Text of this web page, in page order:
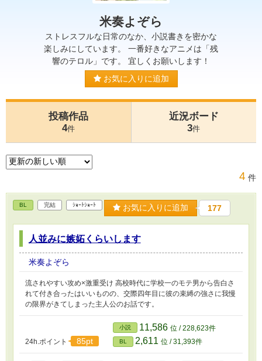
米奏よぞら
ストレスフルな日常のなか、小説書きを密かな
楽しみにしています。 一番好きなアニメは「残
響のテロル」です。 宜しくお願いします！
お気に入りに追加
投稿作品
4件
近況ボード
3件
4 件
BL 完結 ｼｮｰﾄｼｮｰﾄ お気に入りに追加 177
人並みに嫉妬くらいします
米奏よぞら
流されやすい攻め×激重受け 高校時代に学校一のモテ男から告白さ
れて付き合ったはいいものの、交際四年目に彼の束縛の強さに我慢
の限界がきてしまった主人公のお話です。
24h.ポイント 85pt
小説 11,586 位 / 228,623件
BL 2,611 位 / 31,393件